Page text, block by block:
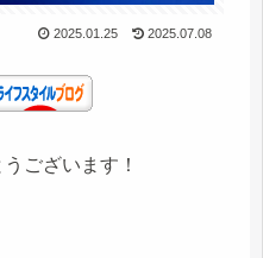
2025.01.25 2025.07.08
ございます！